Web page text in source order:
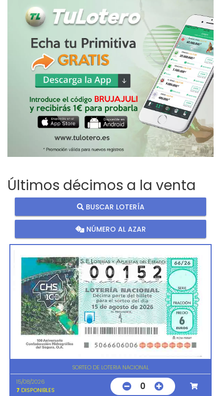
Últimos décimos a la venta
BUSCAR LOTERÍA
NÚMERO AL AZAR
SORTEO DE LOTERIA NACIONAL
15/08/2026
7 DISPONIBLES 0